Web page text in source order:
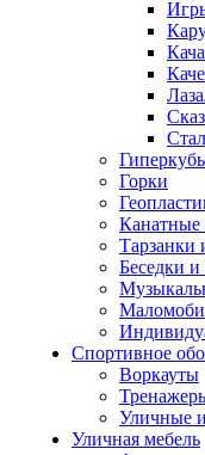
Горки
Канатные
Тарзанки
Беседки
Спортивное
Воркауты
Уличные
Уличная мебель